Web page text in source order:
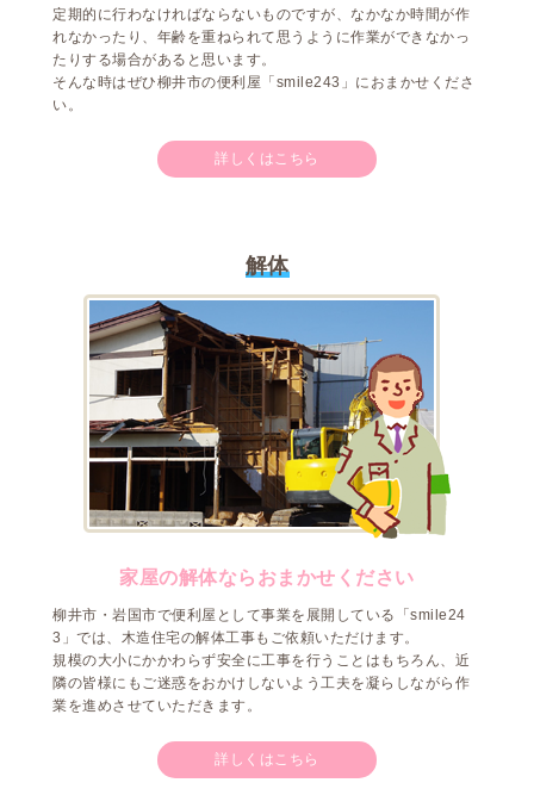
定期的に行わなければならないものですが、なかなか時間が作
れなかったり、年齢を重ねられて思うように作業ができなかっ
たりする場合があると思います。
そんな時はぜひ柳井市の便利屋「smile243」におまかせくださ
い。
詳しくはこちら
解体
家屋の解体ならおまかせください
柳井市・岩国市で便利屋として事業を展開している「smile24
3」では、木造住宅の解体工事もご依頼いただけます。
規模の大小にかかわらず安全に工事を行うことはもちろん、近
隣の皆様にもご迷惑をおかけしないよう工夫を凝らしながら作
業を進めさせていただきます。
詳しくはこちら